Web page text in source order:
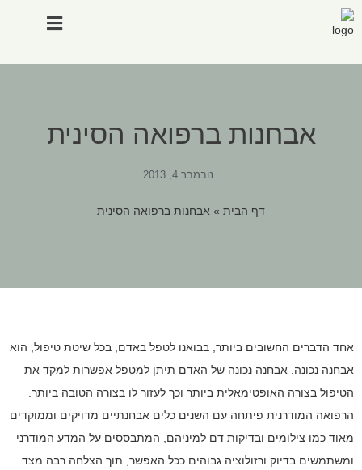
אבחנות ברפואה הסינית
נובמבר 4, 2013
דף הבית » אבחנות ברפואה הסינית
אחד הדברים החשובים ביותר, בבואנו לטפל באדם, בכל שיטת טיפול, הוא
אבחנה נכונה. אבחנה נכונה של האדם תיתן למטפל אפשרות למקד את
הטיפול בצורה האופטימאלית ביותר וכך לעזור לו בצורה הטובה ביותר.
הרפואה המודרנית פיתחה עם השנים כלים אבחנתיים מדויקים וממוקדים
מאוד כמו צילומים ובדיקות דם למיניהם, המתבססים על המדע המודרני
ומשתמשים בדיוק ורזולוציה גבוהים ככל האפשר, תוך הצלחה רבה מצד